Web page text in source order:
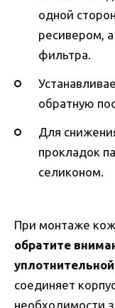
одной
ресивером,
фильтра.
обратную
Для
прокладок
селиконом.
При монтаже
обратите
соединяет
необходимости